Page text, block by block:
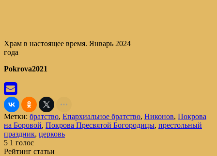
Храм в настоящее время. Январь 2024
года
Pokrova2021
Метки: братство, Епархиальное братство, Никонов, Покрова
на Боровой, Покрова Пресвятой Богородицы, престольный
праздник, церковь
5 1 голос
Рейтинг статьи